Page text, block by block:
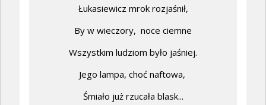
Łukasiewicz mrok rozjaśnił,
By w wieczory, noce ciemne
Wszystkim ludziom było jaśniej.
Jego lampa, choć naftowa,
Śmiało już rzucała blask...